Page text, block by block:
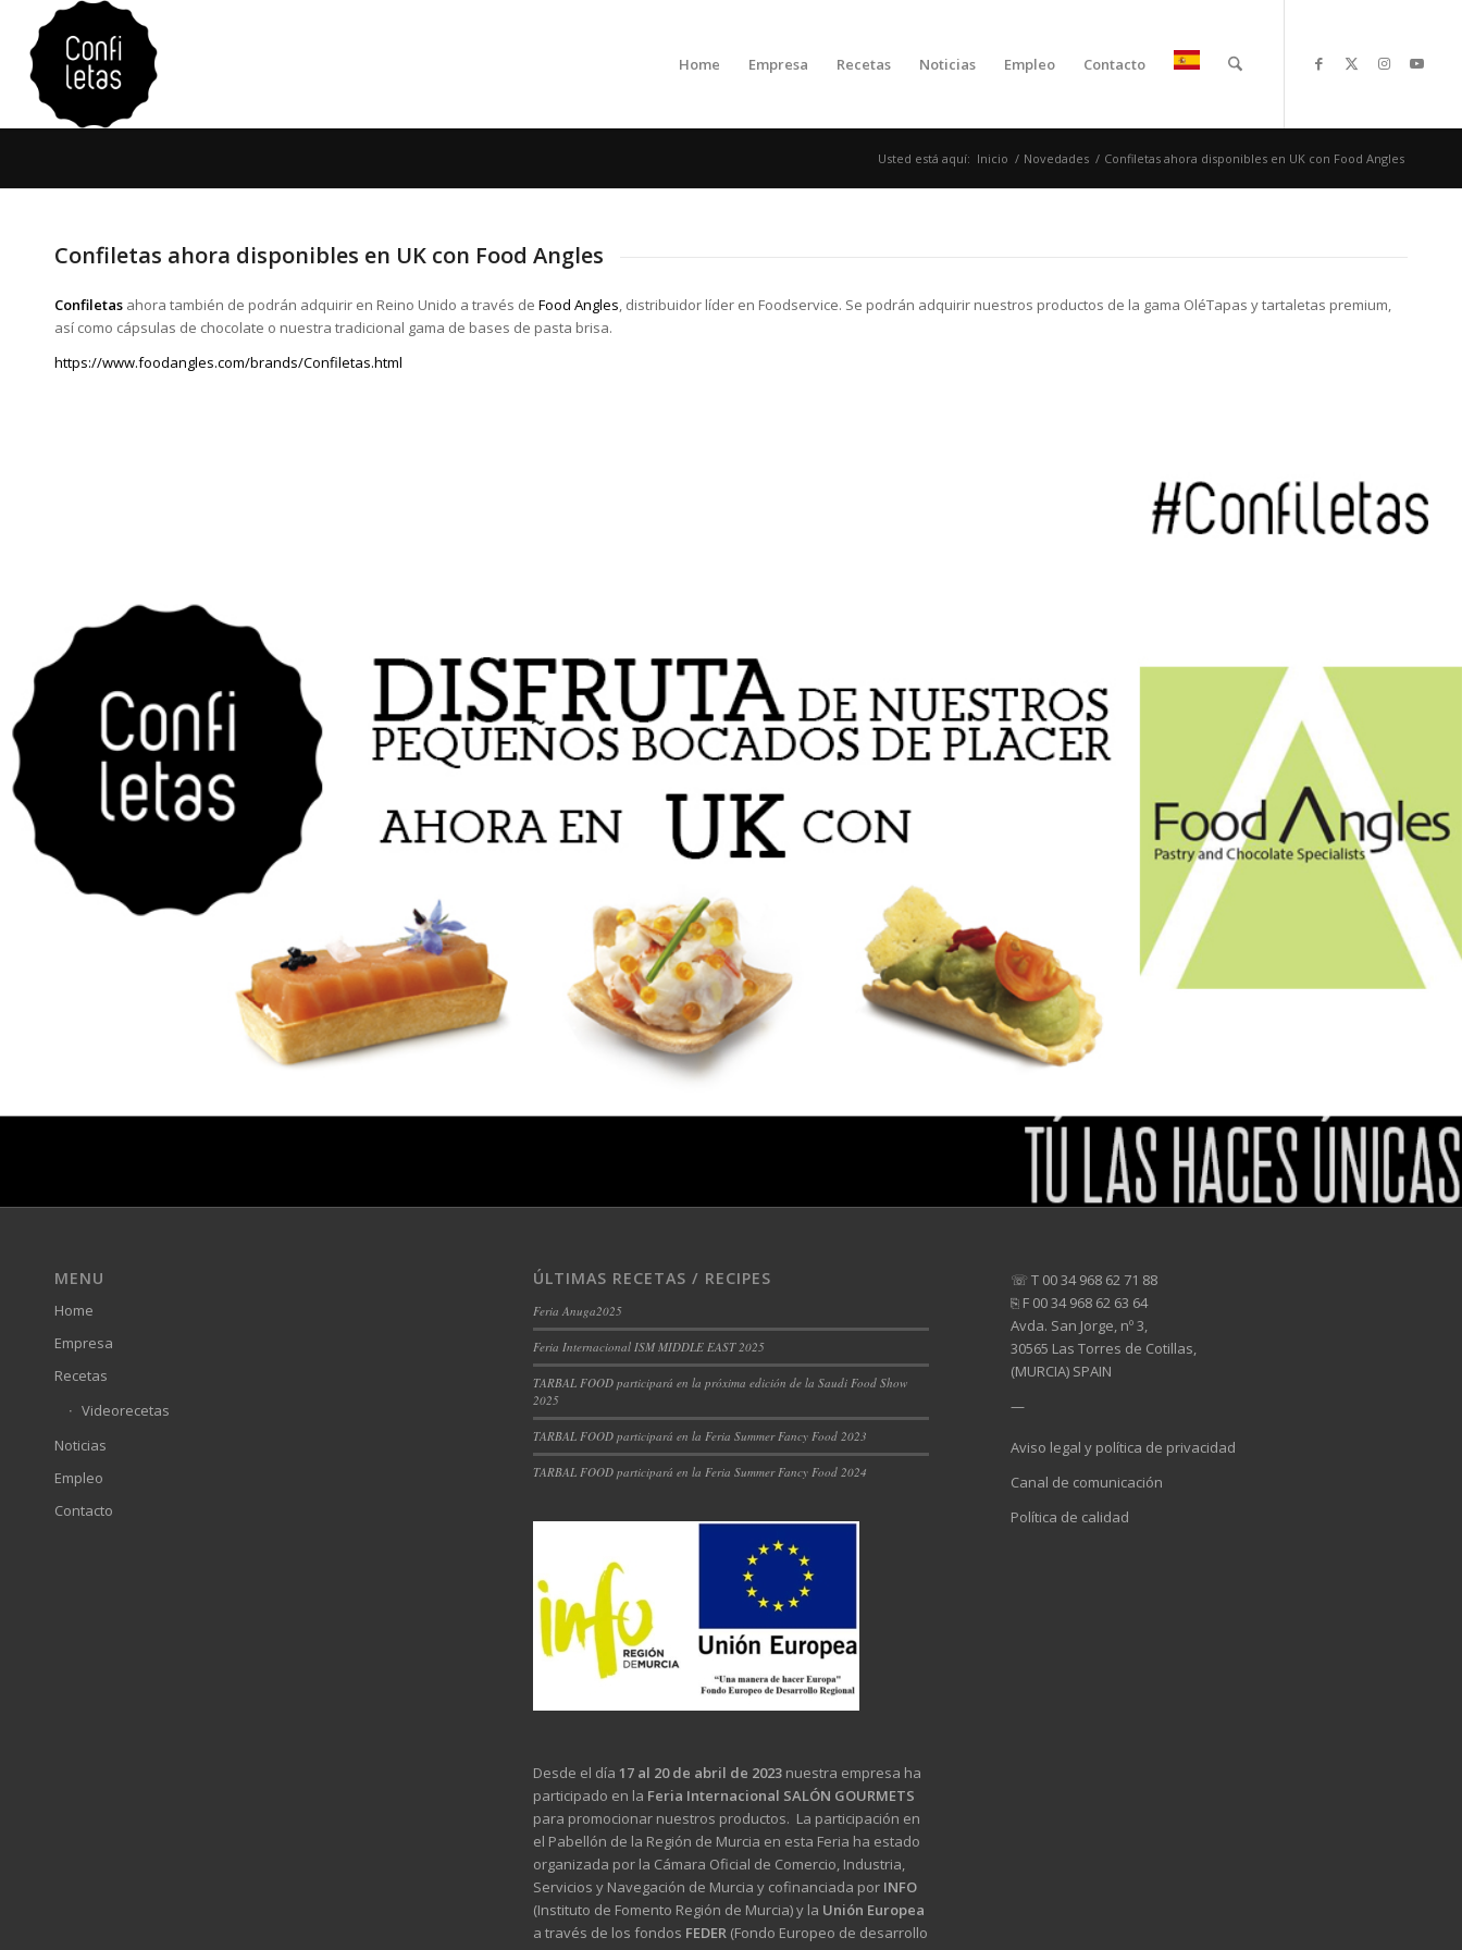
Home Empresa Recetas Noticias Empleo Contacto
Usted está aquí: Inicio / Novedades / Confiletas ahora disponibles en UK con Food Angles
Confiletas ahora disponibles en UK con Food Angles
Confiletas ahora también de podrán adquirir en Reino Unido a través de Food Angles, distribuidor líder en Foodservice. Se podrán adquirir nuestros productos de la gama OléTapas y tartaletas premium,
así como cápsulas de chocolate o nuestra tradicional gama de bases de pasta brisa.
https://www.foodangles.com/brands/Confiletas.html
MENU
Home
Empresa
Recetas
Videorecetas
Noticias
Empleo
Contacto
ÚLTIMAS RECETAS / RECIPES
Feria Anuga2025
Feria Internacional ISM MIDDLE EAST 2025
TARBAL FOOD participará en la próxima edición de la Saudi Food Show
2025
TARBAL FOOD participará en la Feria Summer Fancy Food 2023
TARBAL FOOD participará en la Feria Summer Fancy Food 2024
Desde el día 17 al 20 de abril de 2023nuestra empresa ha
participado en la Feria Internacional SALÓN GOURMETS
para promocionar nuestros productos. La participación en
el Pabellón de la Región de Murcia en esta Feria ha estado
organizada por la Cámara Oficial de Comercio, Industria,
Servicios y Navegación de Murcia y cofinanciada por INFO
(Instituto de Fomento Región de Murcia) y la Unión Europea
a través de los fondos FEDER(Fondo Europeo de desarrollo
☏ T 00 34 968 62 71 88
⎘ F 00 34 968 62 63 64
Avda. San Jorge, nº 3,
30565 Las Torres de Cotillas,
(MURCIA) SPAIN
—
Aviso legal y política de privacidad
Canal de comunicación
Política de calidad